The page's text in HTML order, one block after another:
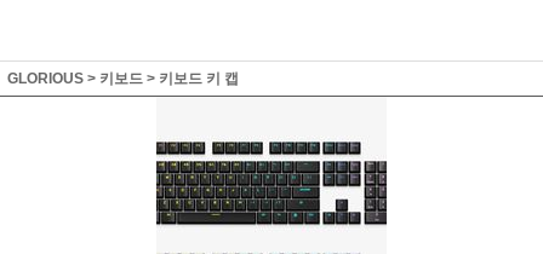
GLORIOUS > 키보드 > 키보드 키 캡